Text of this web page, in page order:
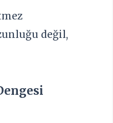
değil,